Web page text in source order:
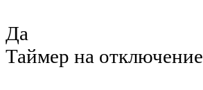
Да
Таймер на отключение